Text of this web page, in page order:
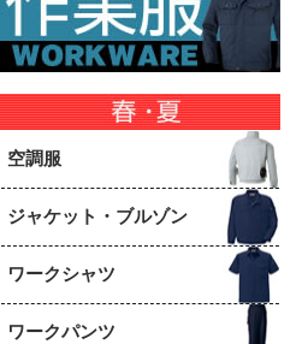
空調服
ジャケット・ブルゾン
ワークシャツ
ワークパンツ